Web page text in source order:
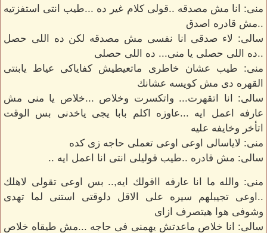
منى: انا مش مصدقه ..قولى كلام غير ده ...طيب انتى استفزتيه
..مش قادره اصدق
سالى: لاء صدقى انا نفسى مش مصدقه لكن ده اللى حصل
..ده اللى حصلى يا منى... ده اللى حصلى
منى: طيب عشان خاطرى ماتعيطيش كفاياكى عياط يابنتى
القهره دى مش كويسه عشانك
سالى: انا اتقهرت... واتكسرت وخلاص ...خلاص يا منى مش
عارفه اعمل ايه ...عاوزه اكلم بابا يجى ياخدنى بس الوقت
اتأخر وخايفه عليه
منى: لاياسالى اوعى اوعى تعملى حاجه زى كده
سالى: مش قادره ..طيب قوليلى انتى انا اعمل ايه ..
منى: والله ما انا عارفه ااقولك ايه,.. بس اوعى تقولى لاهلك
..اوعى تجيبلهم سيره على الاقل دلوقتى استنى لما تهدى
وشوفى هوا هيتصرف ازاى
سالى: انا خلاص ماعدتش يهمنى فى حاجه ...مش طيقاه خلاص